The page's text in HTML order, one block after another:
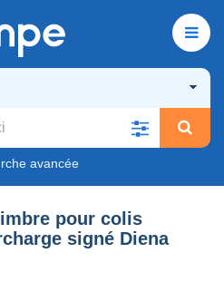
avancée
pour colis
signé Diena